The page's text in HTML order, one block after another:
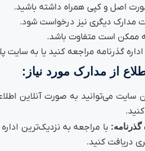
اصل و کپی همراه داشته باشید.
مدارک دیگری نیز درخواست شود.
ممکن است متفاوت باشد.
گذرنامه مراجعه کنید یا به سایت پلیس +10
از مدارک مورد نیاز:
سایت می‌توانید به صورت آنلاین
با مراجعه به نزدیک‌ترین
دریافت کنید.